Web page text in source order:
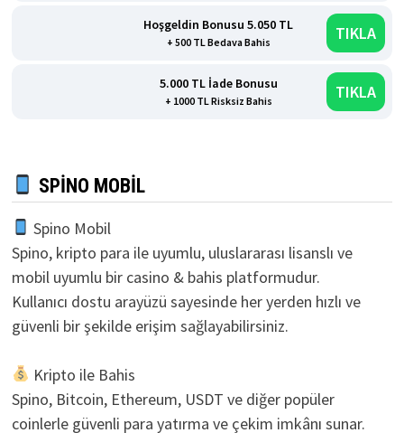
Hoşgeldin Bonusu 5.050 TL
+ 500 TL Bedava Bahis TIKLA
5.000 TL İade Bonusu
+ 1000 TL Risksiz Bahis TIKLA
SPINO MOBIL
Spino Mobil
Spino, kripto para ile uyumlu, uluslararası lisanslı ve
mobil uyumlu bir casino & bahis platformudur.
Kullanıcı dostu arayüzü sayesinde her yerden hızlı ve
güvenli bir şekilde erişim sağlayabilirsiniz.
Kripto ile Bahis
Spino, Bitcoin, Ethereum, USDT ve diğer popüler
coinlerle güvenli para yatırma ve çekim imkânı sunar.